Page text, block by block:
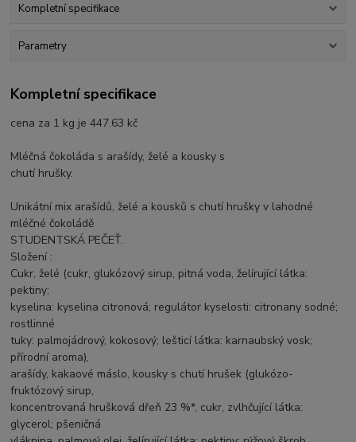
Kompletní specifikace
Parametry
Kompletní specifikace
cena za 1 kg je 447.63 kč
Mléčná čokoláda s arašídy, želé a kousky s
chutí hrušky.
Unikátní mix arašídů, želé a kousků s chutí hrušky v lahodné
mléčné čokoládě
STUDENTSKÁ PEČEŤ.
Složení :
Cukr, želé (cukr, glukózový sirup, pitná voda, želírující látka:
pektiny;
kyselina: kyselina citronová; regulátor kyselosti: citronany sodné;
rostlinné
tuky: palmojádrový, kokosový; lešticí látka: karnaubský vosk;
přírodní aroma),
arašídy, kakaové máslo, kousky s chutí hrušek (glukózo-
fruktózový sirup,
koncentrovaná hrušková dřeň 23 %*, cukr, zvlhčující látka:
glycerol; pšeničná